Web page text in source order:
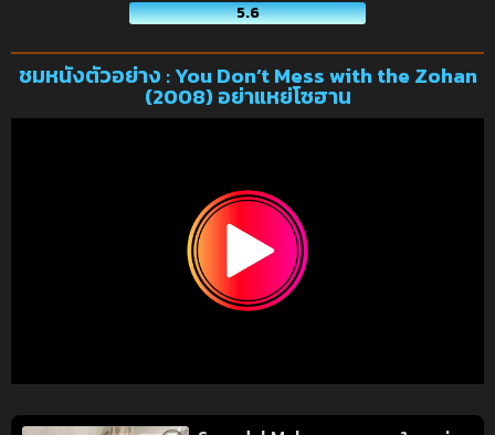
5.6
ชมหนังตัวอย่าง : You Don’t Mess with the Zohan
(2008) อย่าแหย่โซฮาน